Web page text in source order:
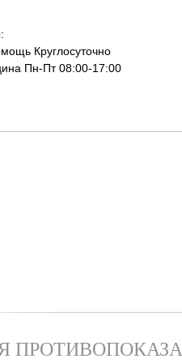
Круглосуточно
Пн-Пт 08:00-17:00